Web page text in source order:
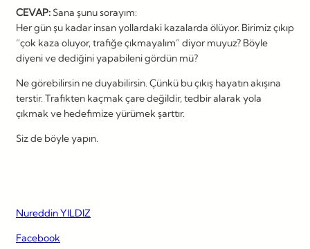
CEVAP:Sana şunu sorayım:
Her gün şu kadar insan yollardaki kazalarda ölüyor. Birimiz çıkıp
“çok kaza oluyor, trafiğe çıkmayalım” diyor muyuz? Böyle
diyeni ve dediğini yapabileni gördün mü?
Ne görebilirsin ne duyabilirsin. Çünkü bu çıkış hayatın akışına
terstir. Trafikten kaçmak çare değildir, tedbir alarak yola
çıkmak ve hedefimize yürümek şarttır.
Siz de böyle yapın.
Nureddin YILDIZ
Facebook